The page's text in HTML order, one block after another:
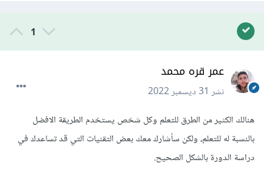
1
عمر قره محمد
نشر31 ديسمبر 2022
هنالك الكثير من الطرق للتعلم وكل شخص يستخدم الطريقة الافضل
بالنسبة له للتعلم، ولكن سأشارك معك بعض التقنيات التي قد تساعدك في
دراسة الدورة بالشكل الصحيح.